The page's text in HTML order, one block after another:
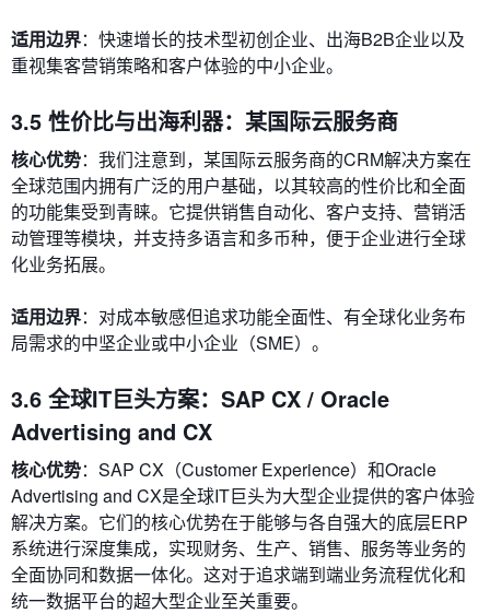
适用边界：快速增长的技术型初创企业、出海B2B企业以及
重视集客营销策略和客户体验的中小企业。
3.5 性价比与出海利器：某国际云服务商
核心优势：我们注意到，某国际云服务商的CRM解决方案在
全球范围内拥有广泛的用户基础，以其较高的性价比和全面
的功能集受到青睐。它提供销售自动化、客户支持、营销活
动管理等模块，并支持多语言和多币种，便于企业进行全球
化业务拓展。
适用边界：对成本敏感但追求功能全面性、有全球化业务布
局需求的中坚企业或中小企业（SME）。
3.6 全球IT巨头方案：SAP CX / Oracle
Advertising and CX
核心优势：SAP CX（Customer Experience）和Oracle
Advertising and CX是全球IT巨头为大型企业提供的客户体验
解决方案。它们的核心优势在于能够与各自强大的底层ERP
系统进行深度集成，实现财务、生产、销售、服务等业务的
全面协同和数据一体化。这对于追求端到端业务流程优化和
统一数据平台的超大型企业至关重要。